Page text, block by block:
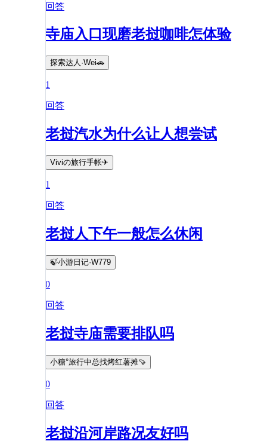
回答
寺庙入口现磨老挝咖啡怎体验
探索达人·Wei🚗
1
回答
老挝汽水为什么让人想尝试
Viviの旅行手帐✈
1
回答
老挝人下午一般怎么休闲
🍃小游日记·W779
0
回答
老挝寺庙需要排队吗
小糖°旅行中总找烤红薯摊🍠
0
回答
老挝沿河岸路况友好吗